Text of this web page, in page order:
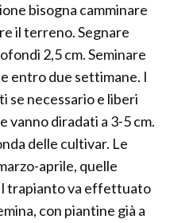
bisogna camminare
il terreno. Segnare
2,5 cm. Seminare
entro due settimane. I
se necessario e liberi
vanno diradati a 3-5 cm.
delle cultivar. Le
aprile, quelle
trapianto va effettuato
con piantine già a